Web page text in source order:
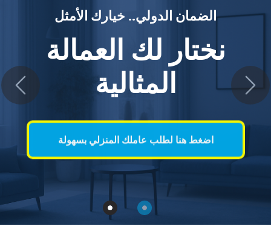
الضمان الدولي.. خيارك الأمثل
نختار لك العمالة
المثالية
اضغط هنا لطلب عاملك المنزلي بسهولة